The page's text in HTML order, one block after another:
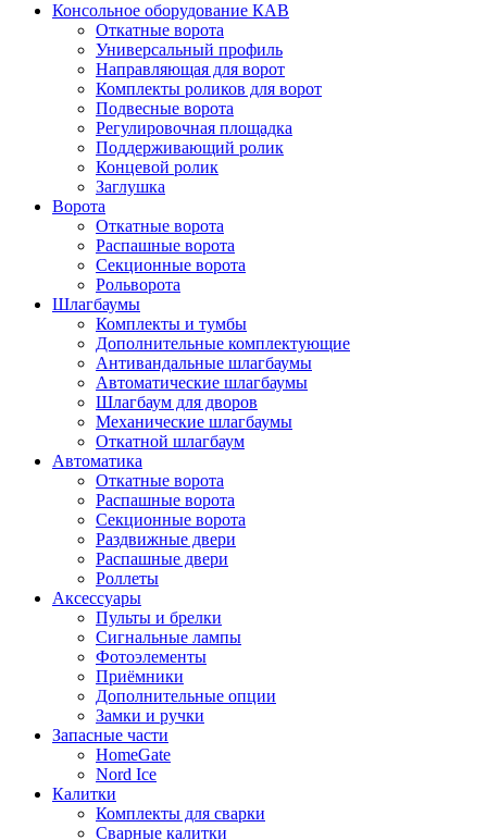
Консольное оборудование КАВ
Откатные ворота
Универсальный профиль
Направляющая для ворот
Комплекты роликов для ворот
Подвесные ворота
Регулировочная площадка
Поддерживающий ролик
Концевой ролик
Заглушка
Ворота
Откатные ворота
Распашные ворота
Секционные ворота
Рольворота
Шлагбаумы
Комплекты и тумбы
Дополнительные комплектующие
Антивандальные шлагбаумы
Автоматические шлагбаумы
Шлагбаум для дворов
Механические шлагбаумы
Откатной шлагбаум
Автоматика
Откатные ворота
Распашные ворота
Секционные ворота
Раздвижные двери
Распашные двери
Роллеты
Аксессуары
Пульты и брелки
Сигнальные лампы
Фотоэлементы
Приёмники
Дополнительные опции
Замки и ручки
Запасные части
HomeGate
Nord Ice
Калитки
Комплекты для сварки
Сварные калитки